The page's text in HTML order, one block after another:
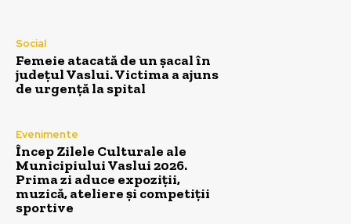
Social
Femeie atacată de un șacal în
județul Vaslui. Victima a ajuns
de urgență la spital
Evenimente
Încep Zilele Culturale ale
Municipiului Vaslui 2026.
Prima zi aduce expoziții,
muzică, ateliere și competiții
sportive